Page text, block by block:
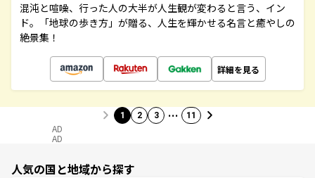
混沌と喧噪、行った人の大半が人生観が変わると言う、イン
ド。「地球の歩き方」が贈る、人生を輝かせる名言と癒やしの
絶景集！
詳細を見る
1 2 3 … 11
AD
AD
人気の国と地域から探す